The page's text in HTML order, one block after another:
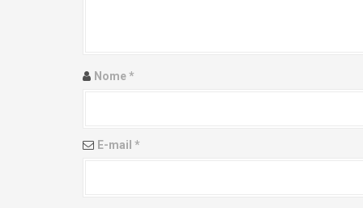
n
Nome*
E-mail *